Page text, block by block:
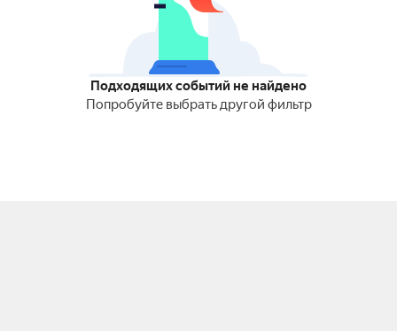
Подходящих событий не найдено
Попробуйте выбрать другой фильтр